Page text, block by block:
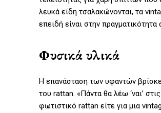
λευκά είδη τσαλακώνονται, τα
επειδή είναι στην πραγματικότητα
Φυσικά υλικά
Η επανάσταση των υφαντών
του rattan. «Πάντα θα λέω ‘ναι’
φωτιστικό rattan είτε για μια